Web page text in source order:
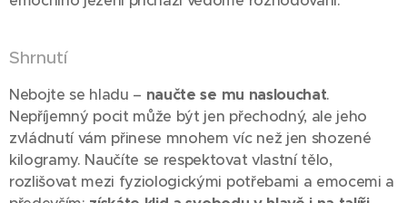
Shrnutí
Nebojte se hladu – naučte se mu naslouchat.
Nepříjemný pocit může být jen přechodný, ale jeho
zvládnutí vám přinese mnohem víc než jen shozené
kilogramy. Naučíte se respektovat vlastní tělo,
rozlišovat mezi fyziologickými potřebami a emocemi a